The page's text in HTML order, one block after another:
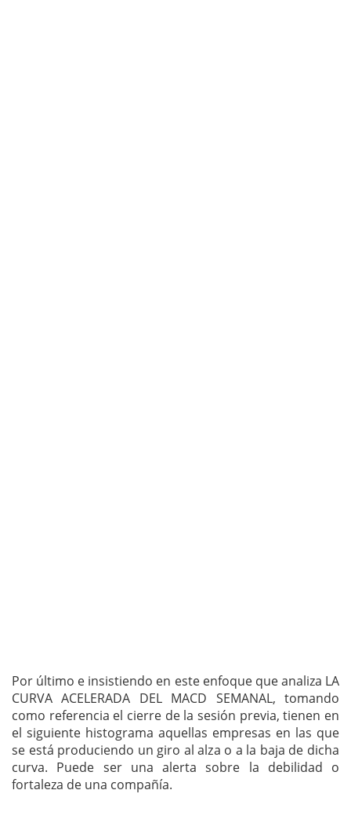
Por último e insistiendo en este enfoque que analiza LA
CURVA ACELERADA DEL MACD SEMANAL, tomando
como referencia el cierre de la sesión previa, tienen en
el siguiente histograma aquellas empresas en las que
se está produciendo un giro al alza o a la baja de dicha
curva. Puede ser una alerta sobre la debilidad o
fortaleza de una compañía.